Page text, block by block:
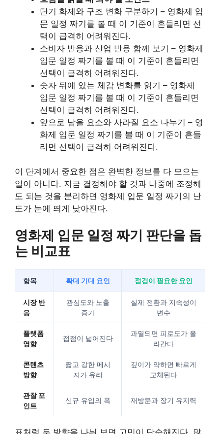
단기 화제와 구조 변화 구분하기 – 영화제 입
문 일정 짜기를 볼 때 이 기준이 흔들리면 선
택이 급격히 어려워진다.
소비자 반응과 산업 반응 함께 보기 – 영화제
입문 일정 짜기를 볼 때 이 기준이 흔들리면
선택이 급격히 어려워진다.
숫자 뒤에 있는 체감 변화를 읽기 – 영화제
입문 일정 짜기를 볼 때 이 기준이 흔들리면
선택이 급격히 어려워진다.
앞으로 남을 요소와 사라질 요소 나누기 – 영
화제 입문 일정 짜기를 볼 때 이 기준이 흔들
리면 선택이 급격히 어려워진다.
이 단계에서 중요한 점은 완벽한 정보를 다 모으는
일이 아니다. 지금 결정해야 할 것과 나중에 조정해
도 되는 것을 분리하면 영화제 입문 일정 짜기의 난
도가 눈에 띄게 낮아진다.
영화제 입문 일정 짜기 판단을 돕
는 비교표
항목 확대 기대 요인 점검이 필요한 요인
시장 반
응
관심도와 노출
증가
실제 전환과 지속성이
변수
플랫폼
영향
접점이 넓어진다
과열되면 피로도가 올
라간다
콘텐츠
방향
짧고 강한 메시
지가 유리
깊이가 약하면 빠르게
교체된다
관찰 포
인트
신규 유입의 폭 재방문과 장기 유지력
표처럼 두 방향을 나눠 보면 고민이 단순해진다. 많